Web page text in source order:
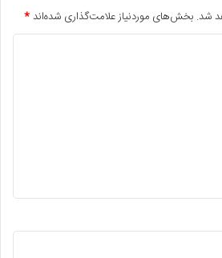
شد. بخش‌های موردنیاز علامت‌گذاری شده‌اند*